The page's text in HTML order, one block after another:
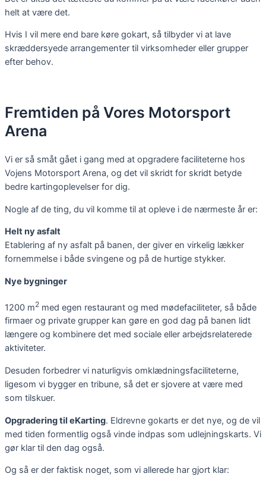
helt at være det.
Hvis I vil mere end bare køre gokart, så tilbyder vi at lave
skræddersyede arrangementer til virksomheder eller grupper
efter behov.
Fremtiden på Vores Motorsport
Arena
Vi er så småt gået i gang med at opgradere faciliteterne hos
Vojens Motorsport Arena, og det vil skridt for skridt betyde
bedre kartingoplevelser for dig.
Nogle af de ting, du vil komme til at opleve i de nærmeste år er:
Helt ny asfalt
Etablering af ny asfalt på banen, der giver en virkelig lækker
fornemmelse i både svingene og på de hurtige stykker.
Nye bygninger
1200 m2 med egen restaurant og med mødefaciliteter, så både
firmaer og private grupper kan gøre en god dag på banen lidt
længere og kombinere det med sociale eller arbejdsrelaterede
aktiviteter.
Desuden forbedrer vi naturligvis omklædningsfaciliteterne,
ligesom vi bygger en tribune, så det er sjovere at være med
som tilskuer.
Opgradering til eKarting. Eldrevne gokarts er det nye, og de vil
med tiden formentlig også vinde indpas som udlejningskarts. Vi
gør klar til den dag også.
Og så er der faktisk noget, som vi allerede har gjort klar: